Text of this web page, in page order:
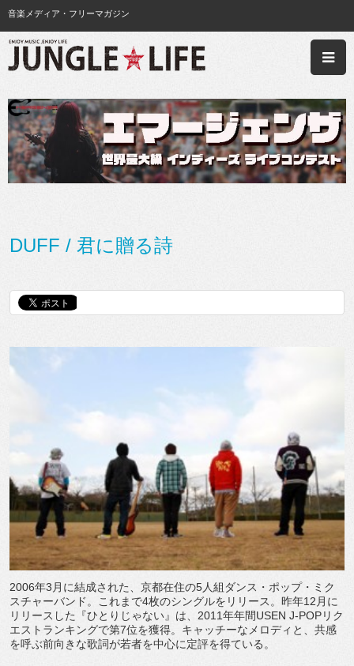
音楽メディア・フリーマガジン
DUFF / 君に贈る詩
2006年3月に結成された、京都在住の5人組ダンス・ポップ・ミク
スチャーバンド。これまで4枚のシングルをリリース。昨年12月に
リリースした『ひとりじゃない』は、2011年年間USEN J-POPリク
エストランキングで第7位を獲得。キャッチーなメロディと、共感
を呼ぶ前向きな歌詞が若者を中心に定評を得ている。